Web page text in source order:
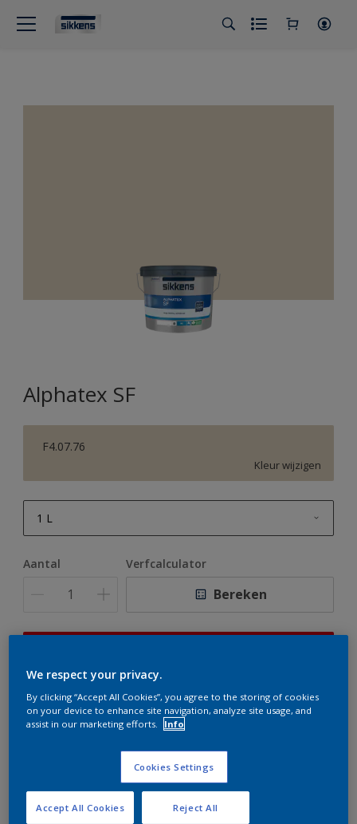
Alphatex SF
F4.07.76
Kleur wijzigen
1 L
10 L
Aantal Verfcalculator
Bereken
te bestellen. Houd de website in de gaten, we werken
er hard aan om de voorraad aan te vullen.
Boodschappenlijst
We respect your privacy.
By clicking “Accept All Cookies”, you agree to the storing of cookies
on your device to enhance site navigation, analyze site usage, and
assist in our marketing efforts.
Info
Cookies Settings
Reject All
Accept All Cookies